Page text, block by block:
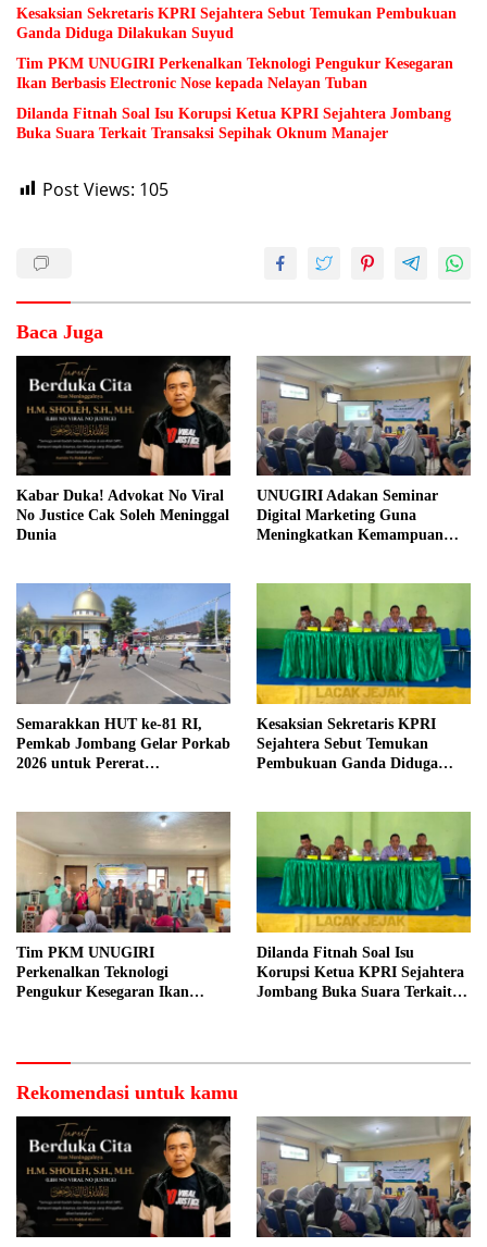
Kesaksian Sekretaris KPRI Sejahtera Sebut Temukan Pembukuan
Ganda Diduga Dilakukan Suyud
Tim PKM UNUGIRI Perkenalkan Teknologi Pengukur Kesegaran
Ikan Berbasis Electronic Nose kepada Nelayan Tuban
Dilanda Fitnah Soal Isu Korupsi Ketua KPRI Sejahtera Jombang
Buka Suara Terkait Transaksi Sepihak Oknum Manajer
Post Views: 105
Baca Juga
Kabar Duka! Advokat No Viral
No Justice Cak Soleh Meninggal
Dunia
UNUGIRI Adakan Seminar
Digital Marketing Guna
Meningkatkan Kemampuan
Semarakkan HUT ke-81 RI,
Pemkab Jombang Gelar Porkab
2026 untuk Pererat
Kesaksian Sekretaris KPRI
Sejahtera Sebut Temukan
Pembukuan Ganda Diduga
Tim PKM UNUGIRI
Perkenalkan Teknologi
Pengukur Kesegaran Ikan
Dilanda Fitnah Soal Isu
Korupsi Ketua KPRI Sejahtera
Jombang Buka Suara Terkait
Rekomendasi untuk kamu